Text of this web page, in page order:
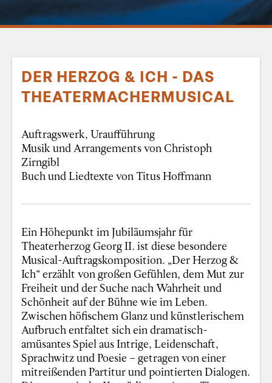
DER HERZOG & ICH - DAS
THEATERMACHERMUSICAL
Auftragswerk, Uraufführung
Musik und Arrangements von Christoph
Zirngibl
Buch und Liedtexte von Titus Hoffmann
Ein Höhepunkt im Jubiläumsjahr für
Theaterherzog Georg II. ist diese besondere
Musical-Auftragskomposition. „Der Herzog &
Ich“ erzählt von großen Gefühlen, dem Mut zur
Freiheit und der Suche nach Wahrheit und
Schönheit auf der Bühne wie im Leben.
Zwischen höfischem Glanz und künstlerischem
Aufbruch entfaltet sich ein dramatisch-
amüsantes Spiel aus Intrige, Leidenschaft,
Sprachwitz und Poesie – getragen von einer
mitreißenden Partitur und pointierten Dialogen.